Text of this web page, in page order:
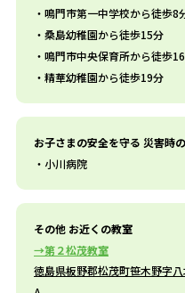
鳴門市第一中学校から徒歩8
桑島幼稚園から徒歩15分
鳴門市中央保育所から徒歩
精華幼稚園から徒歩19分
お子さまの安全を守る 災害時
小川病院
その他 お近くの教室
第２松茂教室
徳島県板野郡松茂町笹木野字